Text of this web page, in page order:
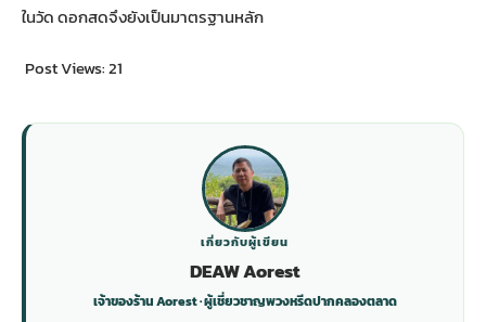
ในวัด ดอกสดจึงยังเป็นมาตรฐานหลัก
Post Views:21
เกี่ยวกับผู้เขียน
DEAW Aorest
เจ้าของร้าน Aorest · ผู้เชี่ยวชาญพวงหรีดปากคลองตลาด